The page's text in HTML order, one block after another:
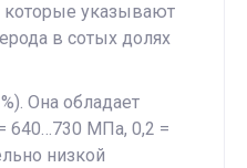
указывают
в сотых долях
Она обладает
640…730 МПа, 0,2 =
низкой